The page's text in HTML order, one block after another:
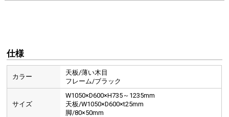
仕様
カラー
天板/薄い木目
フレーム/ブラック
サイズ
W1050×D600×H735～1235mm
天板/W1050×D600×t25mm
脚/80×50mm